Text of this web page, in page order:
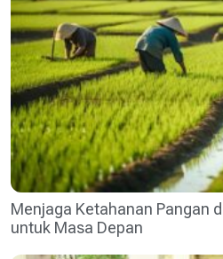
Menjaga Ketahanan Pangan
untuk Masa Depan